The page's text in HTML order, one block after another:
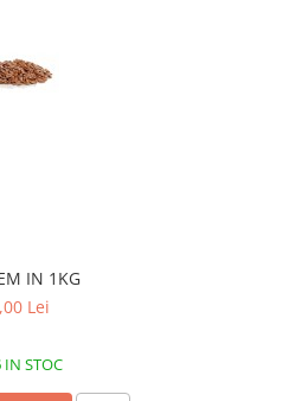
IN 1KG
Lei
IN STOC